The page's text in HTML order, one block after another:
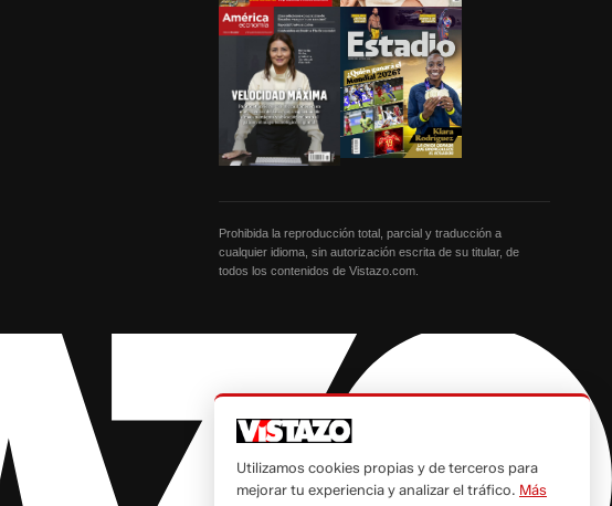
Prohibida la reproducción total, parcial y traducción a
cualquier idioma, sin autorización escrita de su titular, de
todos los contenidos de Vistazo.com.
Utilizamos cookies propias y de terceros para
mejorar tu experiencia y analizar el tráfico. Más